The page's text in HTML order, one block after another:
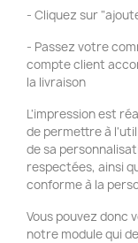
- Cliquez sur
- Passez votre
compte client
la livraison
L'impression est
de permettre à
de sa
respectées, ainsi
conforme à la
Vous pouvez donc
notre module qui